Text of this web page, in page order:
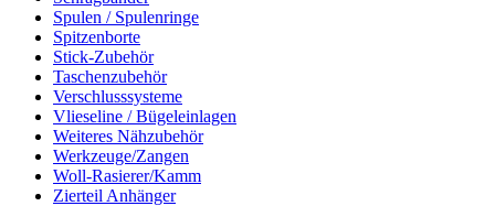
Spulen / Spulenringe
Spitzenborte
Stick-Zubehör
Taschenzubehör
Verschlusssysteme
Vlieseline / Bügeleinlagen
Weiteres Nähzubehör
Werkzeuge/Zangen
Woll-Rasierer/Kamm
Zierteil Anhänger